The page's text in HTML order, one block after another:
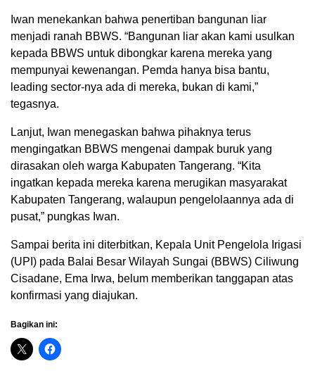
Iwan menekankan bahwa penertiban bangunan liar
menjadi ranah BBWS. “Bangunan liar akan kami usulkan
kepada BBWS untuk dibongkar karena mereka yang
mempunyai kewenangan. Pemda hanya bisa bantu,
leading sector-nya ada di mereka, bukan di kami,”
tegasnya.
Lanjut, Iwan menegaskan bahwa pihaknya terus
mengingatkan BBWS mengenai dampak buruk yang
dirasakan oleh warga Kabupaten Tangerang. “Kita
ingatkan kepada mereka karena merugikan masyarakat
Kabupaten Tangerang, walaupun pengelolaannya ada di
pusat,” pungkas Iwan.
Sampai berita ini diterbitkan, Kepala Unit Pengelola Irigasi
(UPI) pada Balai Besar Wilayah Sungai (BBWS) Ciliwung
Cisadane, Ema Irwa, belum memberikan tanggapan atas
konfirmasi yang diajukan.
Bagikan ini: